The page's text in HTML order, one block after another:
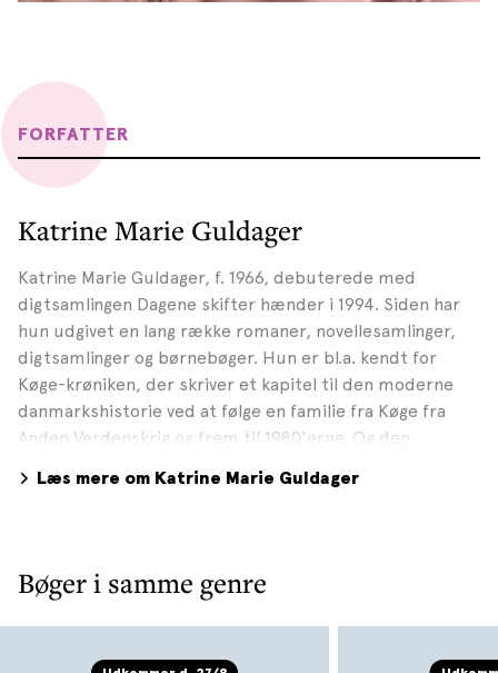
FORFATTER
Katrine Marie Guldager
Katrine Marie Guldager, f. 1966, debuterede med
digtsamlingen Dagene skifter hænder i 1994. Siden har
hun udgivet en lang række romaner, novellesamlinger,
digtsamlinger og børnebøger. Hun er bl.a. kendt for
Køge-krøniken, der skriver et kapitel til den moderne
danmarkshistorie ved at følge en familie fra Køge fra
Anden Verdenskrig og frem til 1980'erne. Og den
finansmanden Frederik, der søger lykken i udlandet
udkom Bjørnen (2018) om den vrede Vibse, og derefter
fulgte den autobiografiske roman Det samme og noget
helt andet. I januar 2023 udkom romanen Birgithe med
Læs mere om Katrine Marie Guldager
Bøger i samme genre